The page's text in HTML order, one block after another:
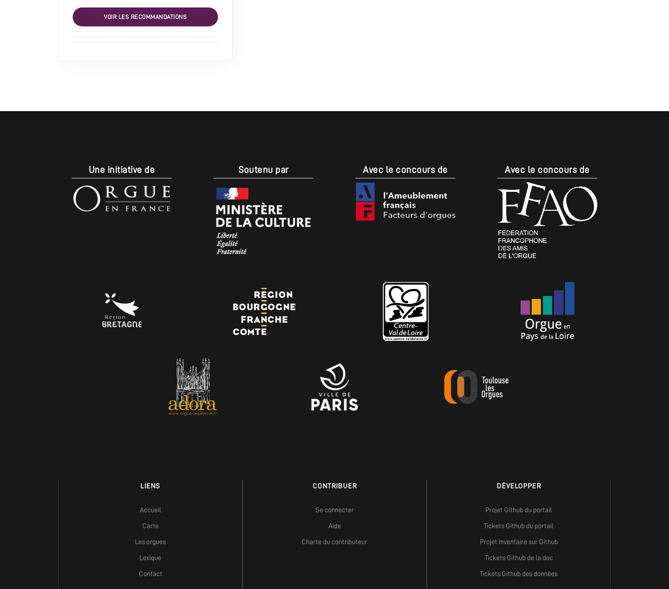
VOIR LES RECOMMANDATIONS
Une initiative de Soutenu par Avec le concours de Avec le concours de
LIENS
Accueil
Carte
Les orgues
Lexique
Contact
CONTRIBUER
Se connecter
Aide
Charte du contributeur
DÉVELOPPER
Projet Github du portail
Tickets Github du portail
Projet Inventaire sur Github
Tickets Github de la doc
Tickets Github des données